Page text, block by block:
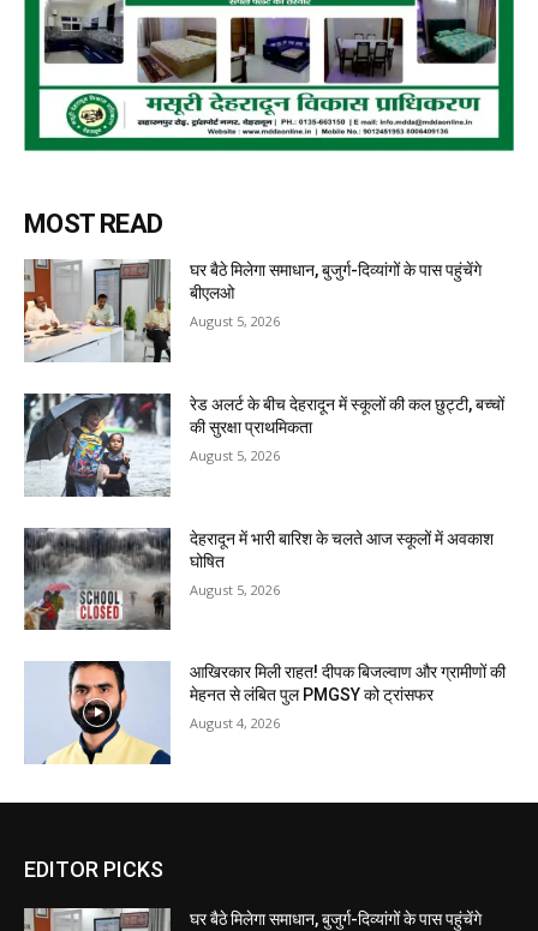
MOST READ
घर बैठे मिलेगा समाधान, बुजुर्ग-दिव्यांगों के पास पहुंचेंगे
बीएलओ
August 5, 2026
रेड अलर्ट के बीच देहरादून में स्कूलों की कल छुट्टी, बच्चों
की सुरक्षा प्राथमिकता
August 5, 2026
देहरादून में भारी बारिश के चलते आज स्कूलों में अवकाश
घोषित
August 5, 2026
आखिरकार मिली राहत! दीपक बिजल्वाण और ग्रामीणों की
मेहनत से लंबित पुल PMGSY को ट्रांसफर
August 4, 2026
EDITOR PICKS
घर बैठे मिलेगा समाधान, बुजुर्ग-दिव्यांगों के पास पहुंचेंगे